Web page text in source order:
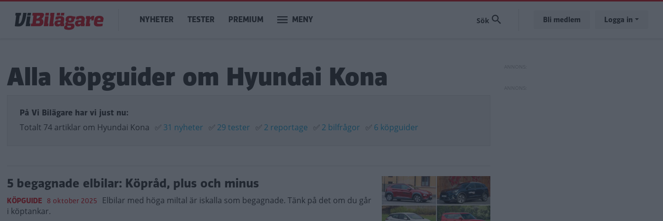
huvudinnehåll
Main
navigation
NYHETER TESTER PREMIUM MENY Bli medlem Logga in
Alla köpguider om Hyundai Kona
På Vi Bilägare har vi just nu:
Totalt 74 artiklar om Hyundai Kona ✅ 31 nyheter ✅ 29 tester ✅ 2 reportage ✅ 2 bilfrågor ✅ 6 köpguider
5 begagnade elbilar: Köpråd, plus och minus
KÖPGUIDE 8 oktober 2025 Elbilar med höga miltal är iskalla som begagnade. Tänk på det om du går
i köptankar.